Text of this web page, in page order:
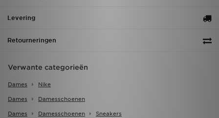
Levering
Retourneringen
Verwante categorieën
Dames Nike
Dames Damesschoenen
Dames Damesschoenen Sneakers